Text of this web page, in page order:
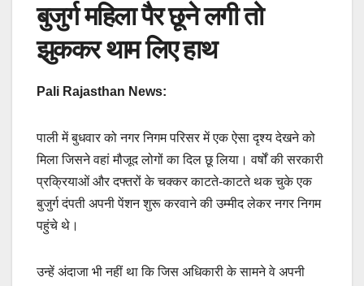
e
b
k
t
s
p
r
e
बुजुर्ग महिला पैर छूने लगी तो
झुककर थाम लिए हाथ
Pali Rajasthan News:
पाली में बुधवार को नगर निगम परिसर में एक ऐसा दृश्य देखने को
मिला जिसने वहां मौजूद लोगों का दिल छू लिया। वर्षों की सरकारी
प्रक्रियाओं और दफ्तरों के चक्कर काटते-काटते थक चुके एक
बुजुर्ग दंपती अपनी पेंशन शुरू करवाने की उम्मीद लेकर नगर निगम
पहुंचे थे।
उन्हें अंदाजा भी नहीं था कि जिस अधिकारी के सामने वे अपनी